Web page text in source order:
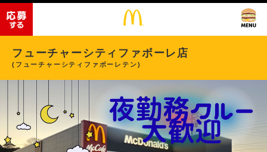
フューチャーシティファボーレ店
(フューチャーシティファボーレテン)